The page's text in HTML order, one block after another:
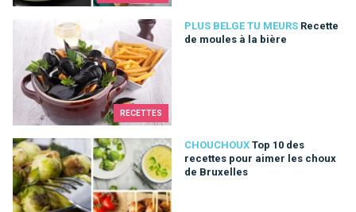
RECETTES
PLUS BELGE TU MEURS Recette
de moules à la bière
Recette de moules à la bière
CHOUCHOUX Top 10 des
recettes pour aimer les choux
de Bruxelles
Top 10 des recettes pour aimer les choux de Bruxelles